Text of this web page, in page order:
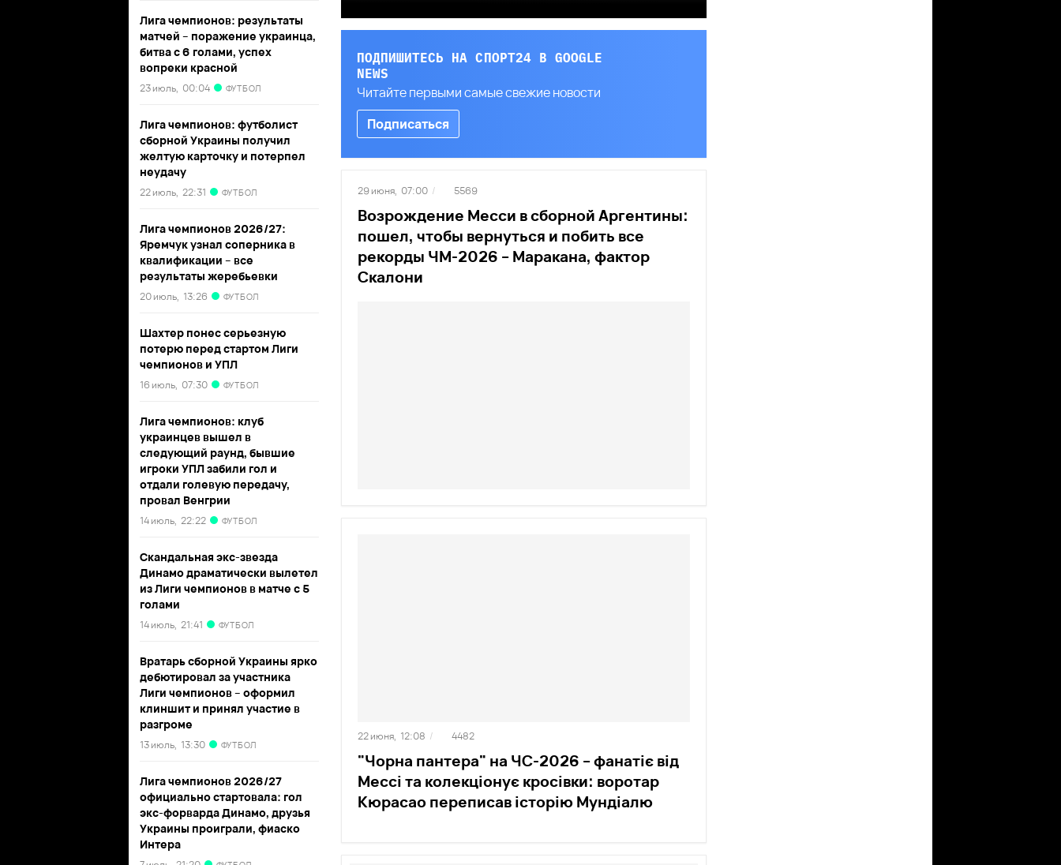
Лига чемпионов: результаты
матчей – поражение украинца,
битва с 6 голами, успех
вопреки красной
23 июль, 00:04 ФУТБОЛ
Лига чемпионов: футболист
сборной Украины получил
желтую карточку и потерпел
неудачу
22 июль, 22:31 ФУТБОЛ
Лига чемпионов 2026/27:
Яремчук узнал соперника в
квалификации – все
результаты жеребьевки
20 июль, 13:26 ФУТБОЛ
Шахтер понес серьезную
потерю перед стартом Лиги
чемпионов и УПЛ
16 июль, 07:30 ФУТБОЛ
Лига чемпионов: клуб
украинцев вышел в
следующий раунд, бывшие
игроки УПЛ забили гол и
отдали голевую передачу,
провал Венгрии
14 июль, 22:22 ФУТБОЛ
Скандальная экс-звезда
Динамо драматически вылетел
из Лиги чемпионов в матче с 5
голами
14 июль, 21:41 ФУТБОЛ
Вратарь сборной Украины ярко
дебютировал за участника
Лиги чемпионов – оформил
клиншит и принял участие в
разгроме
13 июль, 13:30 ФУТБОЛ
Лига чемпионов 2026/27
официально стартовала: гол
экс-форварда Динамо, друзья
Украины проиграли, фиаско
Интера
ПОДПИШИТЕСЬ НА СПОРТ24 В GOOGLE
NEWS
Читайте первыми самые свежие новости
Подписаться
Возрождение Месси в сборной Аргентины:
пошел, чтобы вернуться и побить все
рекорды ЧМ-2026 – Маракана, фактор
Скалони
29 июня, 07:00 / 5569
"Чорна пантера" на ЧС-2026 – фанатіє від
Мессі та колекціонує кросівки: воротар
Кюрасао переписав історію Мундіалю
22 июня, 12:08 / 4482